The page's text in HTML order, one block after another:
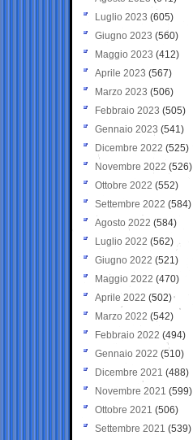
Luglio 2023 (605)
Giugno 2023 (560)
Maggio 2023 (412)
Aprile 2023 (567)
Marzo 2023 (506)
Febbraio 2023 (505)
Gennaio 2023 (541)
Dicembre 2022 (525)
Novembre 2022 (526)
Ottobre 2022 (552)
Settembre 2022 (584)
Agosto 2022 (584)
Luglio 2022 (562)
Giugno 2022 (521)
Maggio 2022 (470)
Aprile 2022 (502)
Marzo 2022 (542)
Febbraio 2022 (494)
Gennaio 2022 (510)
Dicembre 2021 (488)
Novembre 2021 (599)
Ottobre 2021 (506)
Settembre 2021 (539)